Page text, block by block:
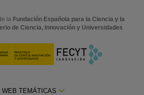
la Fundación Española para la Ciencia y la
de Ciencia, Innovación y Universidades
WEB TEMÁTICAS